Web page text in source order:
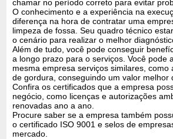
chamar no período correto para evitar
O conhecimento e a experiência na
diferença na hora de contratar uma
limpeza de fossa. Seu quadro técnico
o cenário para realizar o melhor
Além de tudo, você pode conseguir
a longo prazo para o serviços. Você pode
mesma empresa serviços similares, como
de gordura, conseguindo um valor melhor
Confira os certificados que a empresa
negócio, como licenças e autorizações
renovadas ano a ano.
Procure saber se a empresa também
o certificado ISO 9001 e selos de
mercado.